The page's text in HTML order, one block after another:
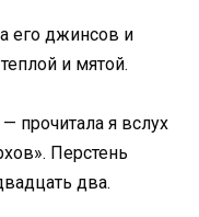
его джинсов и
и мятой.
прочитала я вслух
Перстень
два.